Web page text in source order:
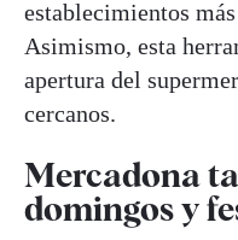
establecimientos
Asimismo, esta
apertura del
cercanos.
Mercadona
domingos y